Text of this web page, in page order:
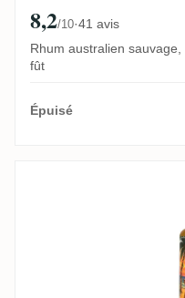
8,2/10·41 avis
Rhum australien
fût
Épuisé
CoR T.D.L